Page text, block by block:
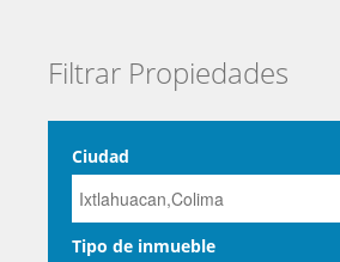
Filtrar Propiedades
Ciudad
Tipo de inmueble